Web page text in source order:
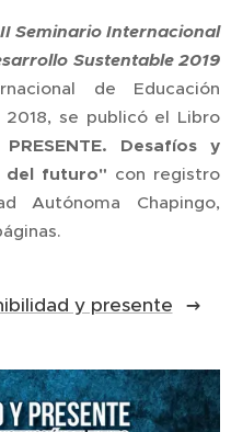
Seminario Internacional
Sustentable 2019
de Educación
se publicó el Libro
PRESENTE. Desafíos y
del futuro" con registro
Autónoma Chapingo,
y presente